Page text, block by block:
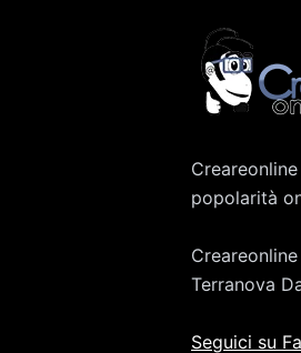
popolarità
Terranova
Seguici su